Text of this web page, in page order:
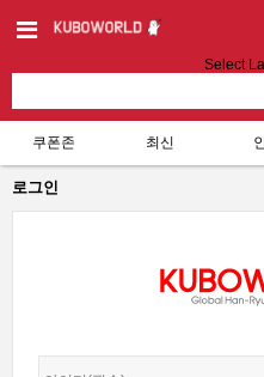
Select
쿠폰존 최신
로그인